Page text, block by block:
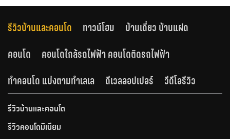
รีวิวบ้านและคอนโด ทาวน์โฮม
บ้านเดี่ยว บ้านแฝด
คอนโด
คอนโดใกล้รถไฟฟ้า คอนโดติดรถไฟฟ้า
ทำคอนโด แบ่งตามทำเลเล
ดีเวลลอปเปอร์ วีดีโอรีวิว
รีวิวบ้านและคอนโด
รีวิวคอนโดมิเนียม